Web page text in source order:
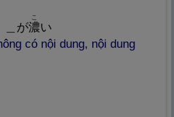
＿が濃
こ
い
có nội dung, nội dung